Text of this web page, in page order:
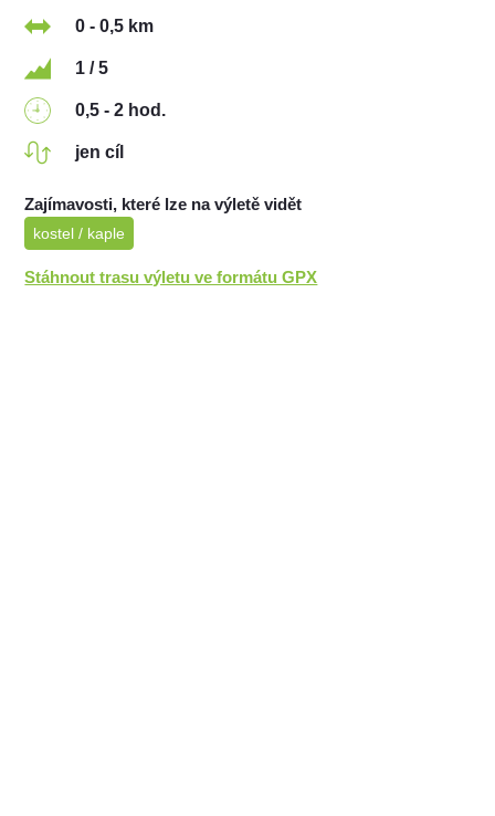
0 - 0,5 km
1 / 5
0,5 - 2 hod.
jen cíl
Zajímavosti, které lze na výletě vidět
kostel / kaple
Stáhnout trasu výletu ve formátu GPX